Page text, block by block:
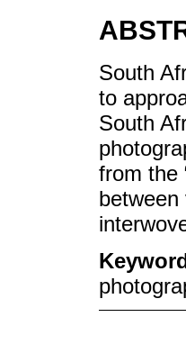
South
to
South
from the